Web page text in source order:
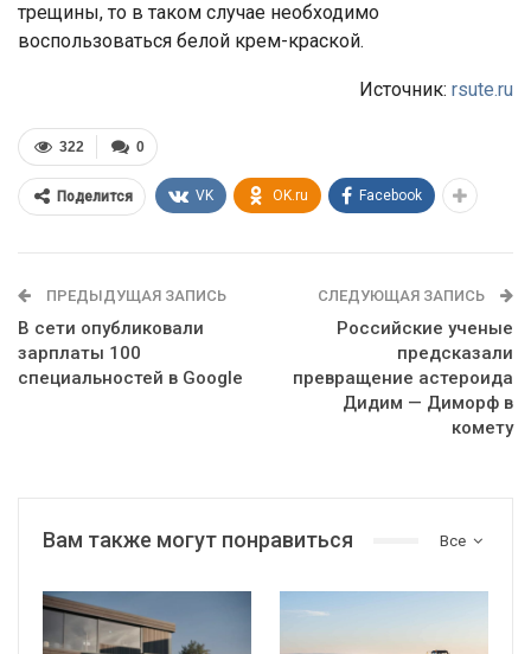
трещины, то в таком случае необходимо
воспользоваться белой крем-краской.
Источник: rsute.ru
0
322
Поделится VK OK.ru Facebook
ПРЕДЫДУЩАЯ ЗАПИСЬ
В сети опубликовали
зарплаты 100
специальностей в Google
СЛЕДУЮЩАЯ ЗАПИСЬ
Российские ученые
предсказали
превращение астероида
Дидим — Диморф в
комету
Все
Вам также могут понравиться